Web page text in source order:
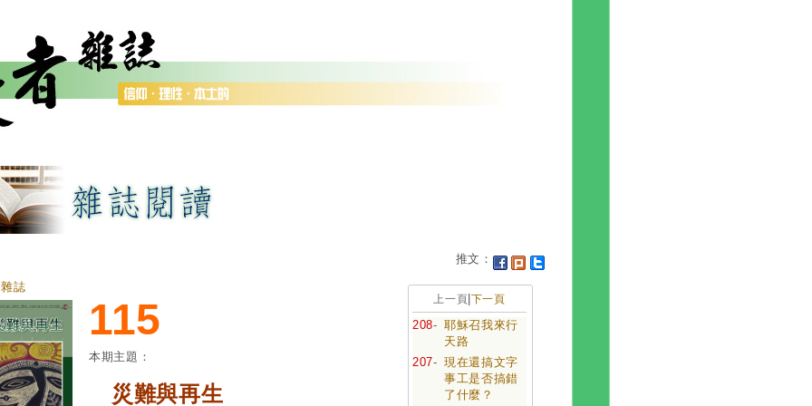
推文：
誌
115
本期主題：
災難與再生
上一頁 下一頁
208- 耶穌召我來行
天路
207- 現在還搞文字
事工是否搞錯
了什麼？